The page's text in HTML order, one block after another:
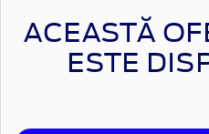
ACEASTĂ
ESTE